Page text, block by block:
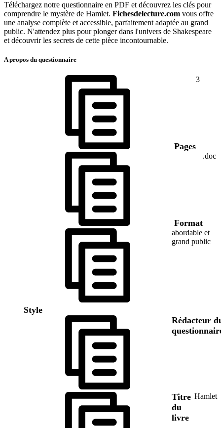
Téléchargez notre questionnaire en PDF et découvrez les clés pour
comprendre le mystère de Hamlet. Fichesdelecture.com vous offre
une analyse complète et accessible, parfaitement adaptée au grand
public. N'attendez plus pour plonger dans l'univers de Shakespeare
et découvrir les secrets de cette pièce incontournable.
A propos du questionnaire
Pages
3
Format
.doc
Style
abordable et
grand public
Rédacteur
Titre
du
livre
Hamlet